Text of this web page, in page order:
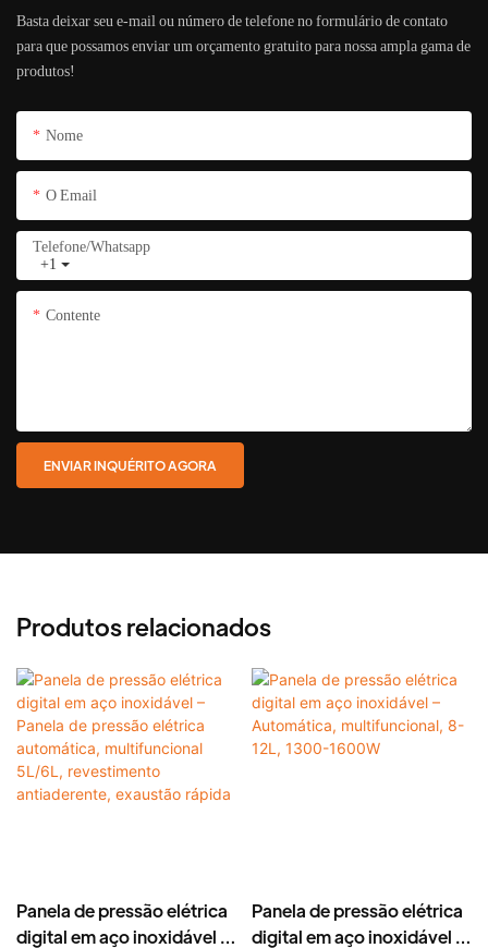
Basta deixar seu e-mail ou número de telefone no formulário de contato
para que possamos enviar um orçamento gratuito para nossa ampla gama de
produtos!
Nome
O Email
+1
Telefone/whatsapp
Contente
ENVIAR INQUÉRITO AGORA
Produtos relacionados
Panela de pressão elétrica
digital em aço inoxidável –
Panela de pressão elétrica
digital em aço inoxidável –